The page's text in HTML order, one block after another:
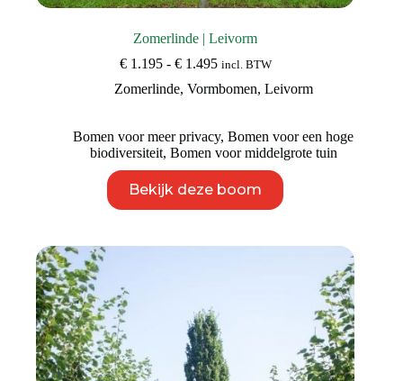
Zomerlinde | Leivorm
€1.195 - €1.495Prijsklasse:
tot
incl. BTW
Zomerlinde, Vormbomen, Leivorm
Bomen voor meer privacy,Bomen voor een hoge
biodiversiteit, Bomen voor middelgrote tuin
Bekijk deze boom
product
heeft
gekozen
worden
op
de
productpagina